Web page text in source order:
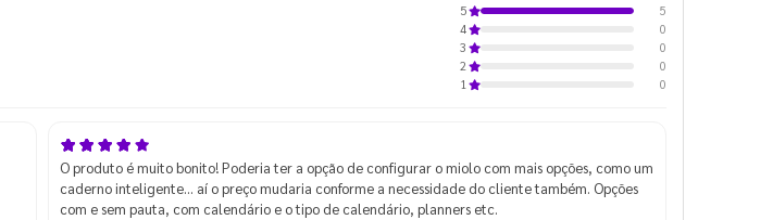
5
5
4
0
3
0
2
0
1
0
O produto é muito bonito! Poderia ter a opção de configurar o miolo com mais opções, como um
caderno inteligente... aí o preço mudaria conforme a necessidade do cliente também. Opções
com e sem pauta, com calendário e o tipo de calendário, planners etc.